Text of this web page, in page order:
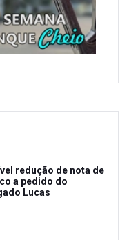
redução de nota de
a pedido do
Lucas